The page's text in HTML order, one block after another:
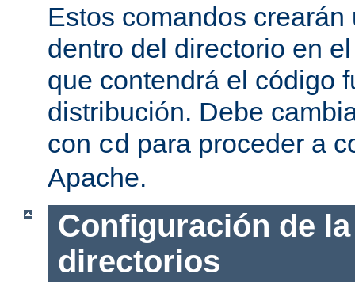
Estos comandos
dentro del directorio en
que contendrá el código
distribución. Debe
con cd para proceder a
Apache.
Configuración de
directorios